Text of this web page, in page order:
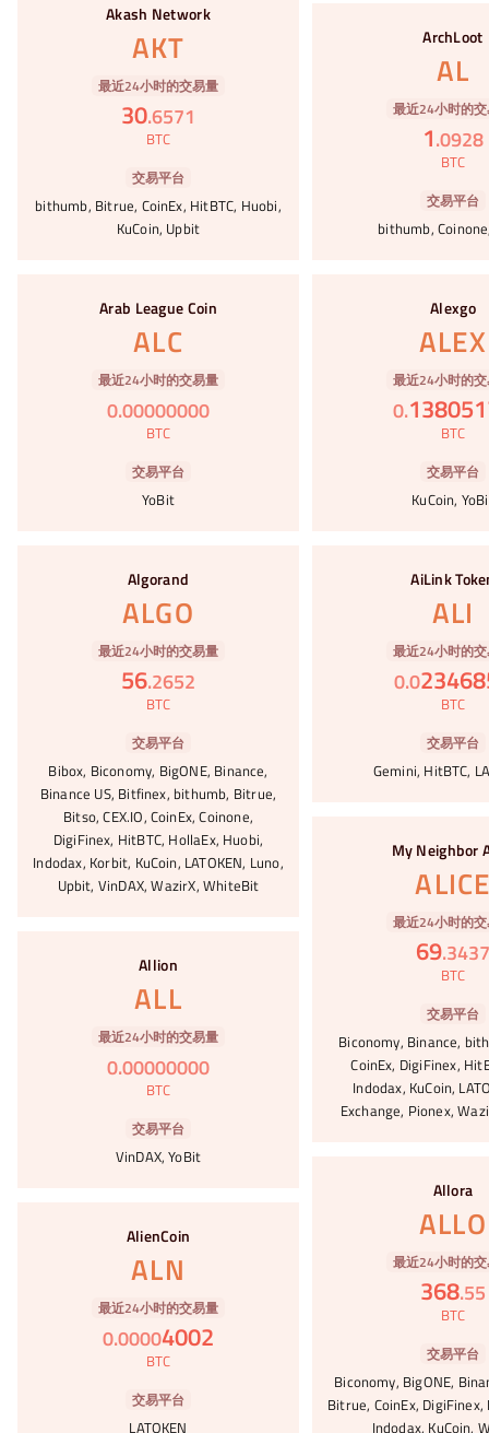
Akash Network
AKT
最近24小时的交易量
30.6571
BTC
交易平台
bithumb, Bitrue, CoinEx, HitBTC, Huobi,
KuCoin, Upbit
ArchLoot
AL
最近24小时的
1.0928
BTC
交易平台
bithumb,
Arab League Coin
ALC
最近24小时的交易量
0.00000000
BTC
交易平台
YoBit
Alexgo
ALEX
最近24小时的
0.
BTC
交易平台
KuCoin,
Algorand
ALGO
最近24小时的交易量
56.2652
BTC
交易平台
Bibox, Biconomy, BigONE, Binance,
Binance US, Bitfinex, bithumb, Bitrue,
Bitso, CEX.IO, CoinEx, Coinone,
DigiFinex, HitBTC, HollaEx, Huobi,
Indodax, Korbit, KuCoin, LATOKEN, Luno,
Upbit, VinDAX, WazirX, WhiteBit
AiLink
ALI
最近24小时的
0.0
BTC
交易平台
Gemini, HitBTC,
My Neighbor
最近24小时的
69.3437
BTC
交易平台
Biconomy, Binance,
CoinEx, DigiFinex,
Indodax, KuCoin,
Exchange, Pionex,
Allion
ALL
最近24小时的交易量
0.00000000
BTC
交易平台
VinDAX, YoBit
Allora
ALLO
最近24小时的
368.55
BTC
交易平台
Biconomy, BigONE,
Bitrue, CoinEx,
Indodax, KuCoin,
AlienCoin
ALN
最近24小时的交易量
0.00004002
BTC
交易平台
LATOKEN